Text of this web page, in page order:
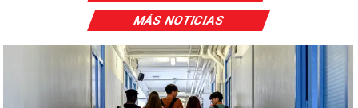
MÁS NOTICIAS